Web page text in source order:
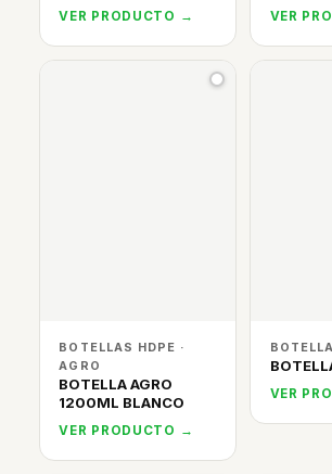
VER PRODUCTO → VER
BOTELLAS HDPE ·
AGRO
BOTELLA AGRO
1200ML BLANCO
VER PRODUCTO →
VER